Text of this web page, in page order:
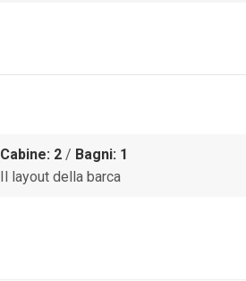
Cabine: 2 / Bagni: 1
Il layout della barca